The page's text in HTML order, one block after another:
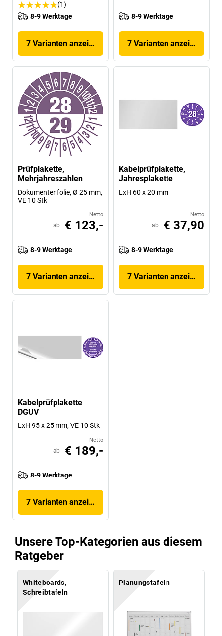
(1)
8-9 Werktage
7 Varianten anzeigen
8-9 Werktage
7 Varianten anzeigen
Prüfplakette,
Mehrjahreszahlen
Dokumentenfolie, Ø 25 mm,
VE 10 Stk
Netto
ab € 123,-
8-9 Werktage
7 Varianten anzeigen
Kabelprüfplakette,
Jahresplakette
LxH 60 x 20 mm
Netto
ab € 37,90
8-9 Werktage
7 Varianten anzeigen
Kabelprüfplakette
DGUV
LxH 95 x 25 mm, VE 10 Stk
Netto
ab € 189,-
8-9 Werktage
7 Varianten anzeigen
Unsere Top-Kategorien aus diesem
Ratgeber
Whiteboards,
Schreibtafeln
Planungstafeln